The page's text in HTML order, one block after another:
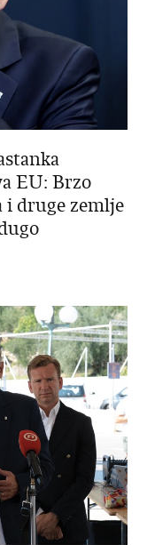
EU: Brzo
i druge zemlje